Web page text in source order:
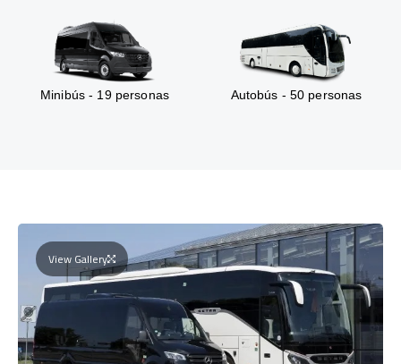
Minibús - 19 personas Autobús - 50 personas
View Gallery